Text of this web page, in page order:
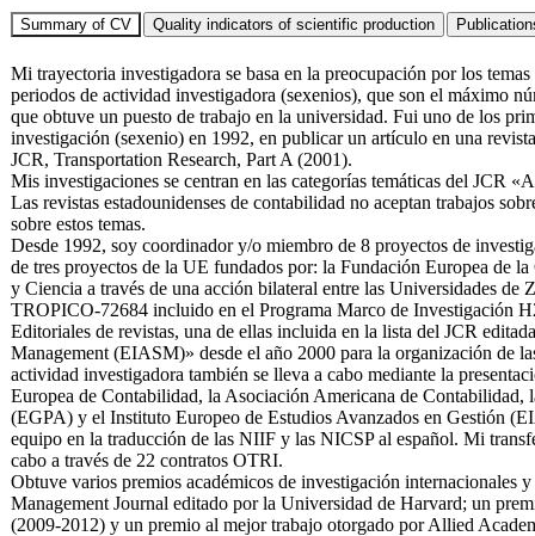
Mi trayectoria investigadora se basa en la preocupación por los
periodos de actividad investigadora (sexenios), que son el máximo
que obtuve un puesto de trabajo en la universidad. Fui uno de los
investigación (sexenio) en 1992, en publicar un artículo en una
JCR, Transportation Research, Part A (2001).
Mis investigaciones se centran en las categorías temáticas del JCR
Las revistas estadounidenses de contabilidad no aceptan trabajos
sobre estos temas.
Desde 1992, soy coordinador y/o miembro de 8 proyectos de
de tres proyectos de la UE fundados por: la Fundación Europea de
y Ciencia a través de una acción bilateral entre las Universidades
TROPICO-72684 incluido en el Programa Marco de Investigación
Editoriales de revistas, una de ellas incluida en la lista del JCR
Management (EIASM)» desde el año 2000 para la organización de
actividad investigadora también se lleva a cabo mediante la
Europea de Contabilidad, la Asociación Americana de
(EGPA) y el Instituto Europeo de Estudios Avanzados en Gestión
equipo en la traducción de las NIIF y las NICSP al español. Mi
cabo a través de 22 contratos OTRI.
Obtuve varios premios académicos de investigación
Management Journal editado por la Universidad de Harvard; un
(2009-2012) y un premio al mejor trabajo otorgado por Allied